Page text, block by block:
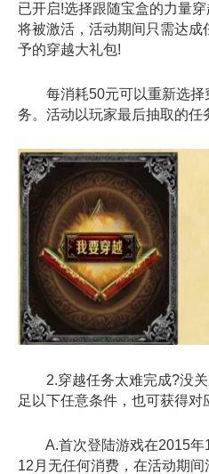
已开启!选择跟随宝盒的力量
将被激活，活动期间只需达
予的穿越大礼包!
每消耗50元可以重新选择
务。活动以玩家最后抽取的任
2.穿越任务太难完成?没关
足以下任意条件，也可获得对
A.首次登陆游戏在2015年
12月无任何消费，在活动期